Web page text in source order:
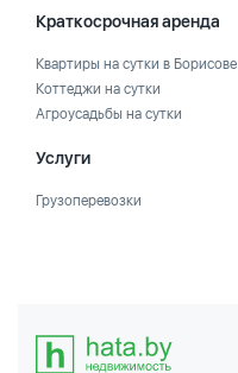
Краткосрочная аренда
Квартиры на сутки в Борисове
Коттеджи на сутки
Агроусадьбы на сутки
Услуги
Грузоперевозки